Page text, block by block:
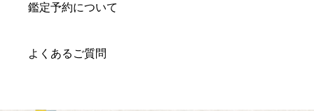
鑑定予約について
よくあるご質問